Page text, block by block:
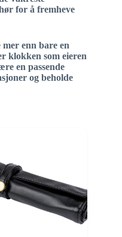
for å fremheve
enn bare en
klokken som eieren
en passende
og beholde